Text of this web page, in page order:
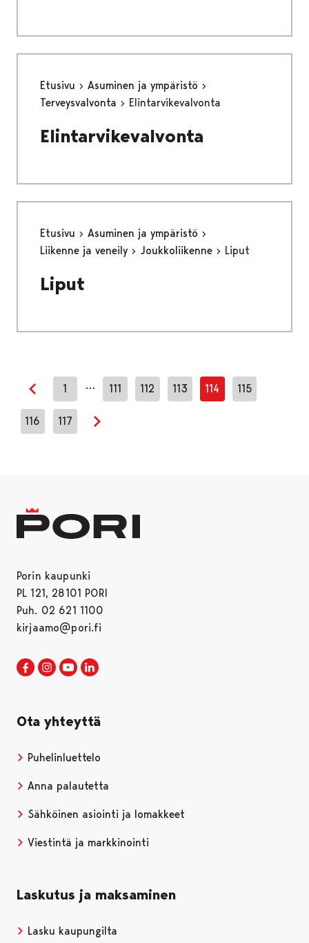
Etusivu
Asuminen ja ympäristö
Terveysvalvonta
Elintarvikevalvonta
Elintarvikevalvonta
Etusivu
Asuminen ja ympäristö
Liikenne ja veneily
Joukkoliikenne Liput
Liput
Edellinen sivu
1 … 111 112 113 114 115
116 117
Porin kaupunki
PL 121, 28101 PORI
Puh. 02 621 1100
kirjaamo@pori.fi
Porin kaupunki Facebookissa
Avautuu uudessa välilehdessä
Porin kaupunki Instagramissa
Avautuu uudessa välilehdessä
Porin kaupunki Youtubessa
Avautuu uudessa välilehdessä
Ota yhteyttä
Puhelinluettelo
Anna palautetta
Sähköinen asiointi ja lomakkeet
Viestintä ja markkinointi
Laskutus ja maksaminen
Lasku kaupungilta